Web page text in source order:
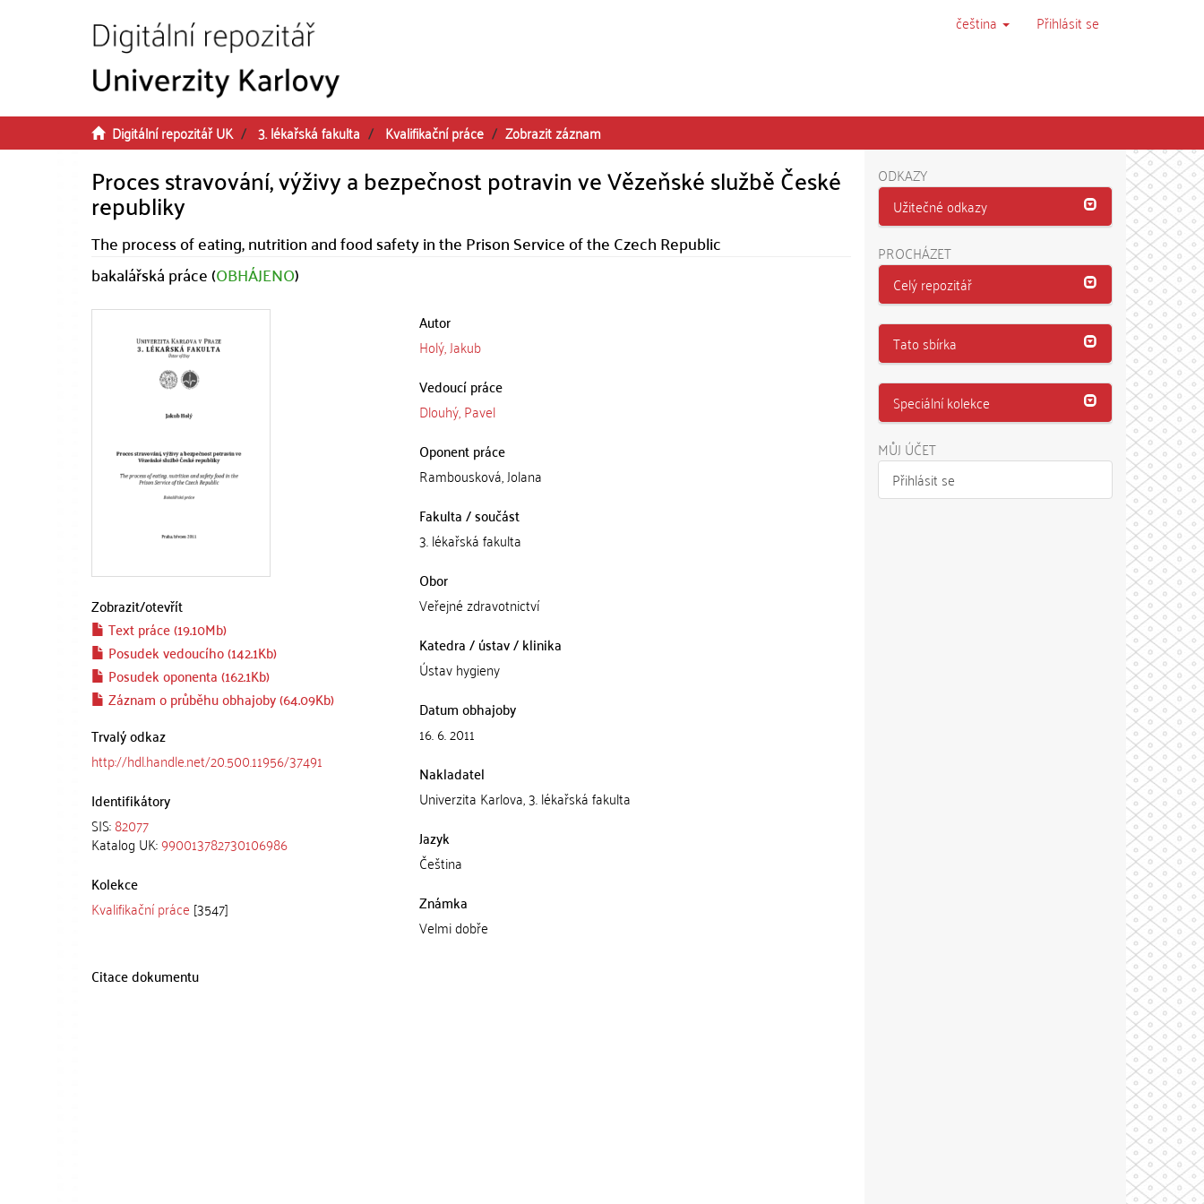
čeština Přihlásit se
Digitální repozitář UK 3. lékařská fakulta Kvalifikační práce Zobrazit záznam
Proces stravování, výživy a bezpečnost potravin ve Vězeňské službě České
republiky
The process of eating, nutrition and food safety in the Prison Service of the Czech Republic
bakalářská práce (OBHÁJENO)
Zobrazit/otevřít
Text práce (19.10Mb)
Posudek vedoucího (142.1Kb)
Posudek oponenta (162.1Kb)
Záznam o průběhu obhajoby (64.09Kb)
Trvalý odkaz
http://hdl.handle.net/20.500.11956/37491
Identifikátory
SIS:82077
Katalog UK:990013782730106986
Kolekce
Kvalifikační práce [3547]
Autor
Holý, Jakub
Vedoucí práce
Dlouhý, Pavel
Oponent práce
Rambousková, Jolana
Fakulta / součást
3. lékařská fakulta
Obor
Veřejné zdravotnictví
Katedra / ústav / klinika
Ústav hygieny
Datum obhajoby
16. 6. 2011
Nakladatel
Univerzita Karlova, 3. lékařská fakulta
Jazyk
Čeština
Známka
Velmi dobře
Citace dokumentu
ODKAZY
Užitečné odkazy
PROCHÁZET
Celý repozitář
Tato sbírka
Speciální kolekce
MŮJ ÚČET
Přihlásit se